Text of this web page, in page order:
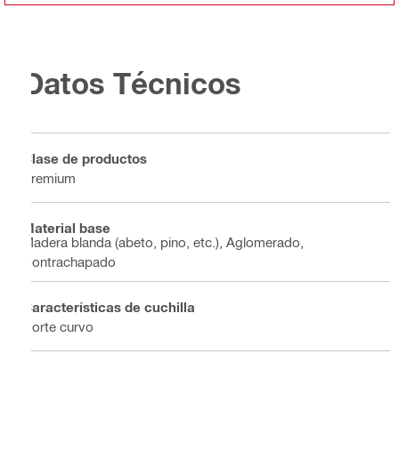
Datos Técnicos
Clase de productos
Premium
Material base
Madera blanda (abeto, pino, etc.), Aglomerado,
Contrachapado
Características de cuchilla
Corte curvo